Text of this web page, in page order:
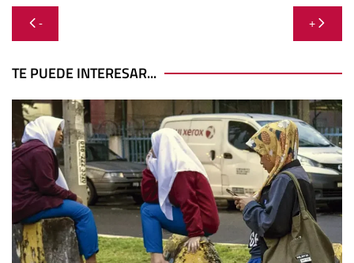
Navegación
de
entradas
- +
TE PUEDE INTERESAR...